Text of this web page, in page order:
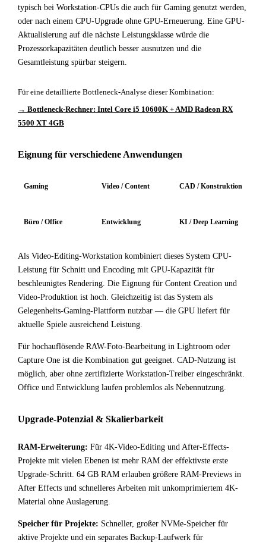
typisch bei Workstation-CPUs die auch für Gaming genutzt werden,
oder nach einem CPU-Upgrade ohne GPU-Erneuerung. Eine GPU-
Aktualisierung auf die nächste Leistungsklasse würde die
Prozessorkapazitäten deutlich besser ausnutzen und die
Gesamtleistung spürbar steigern.
Für eine detaillierte Bottleneck-Analyse dieser Kombination:
→ Bottleneck-Rechner: Intel Core i5 10600K + AMD Radeon RX
5500 XT 4GB
Eignung für verschiedene Anwendungen
Gaming Video / Content CAD / Konstruktion
Büro / Office Entwicklung KI / Deep Learning
Als Video-Editing-Workstation kombiniert dieses System CPU-
Leistung für Schnitt und Encoding mit GPU-Kapazität für
beschleunigtes Rendering. Die Eignung für Content Creation und
Video-Produktion ist hoch. Gleichzeitig ist das System als
Gelegenheits-Gaming-Plattform nutzbar — die GPU liefert für
aktuelle Spiele ausreichend Leistung.
Für hochauflösende RAW-Foto-Bearbeitung in Lightroom oder
Capture One ist die Kombination gut geeignet. CAD-Nutzung ist
möglich, aber ohne zertifizierte Workstation-Treiber eingeschränkt.
Office und Entwicklung laufen problemlos als Nebennutzung.
Upgrade-Potenzial & Skalierbarkeit
RAM-Erweiterung: Für 4K-Video-Editing und After-Effects-
Projekte mit vielen Ebenen ist mehr RAM der effektivste erste
Upgrade-Schritt. 64 GB RAM erlauben größere RAM-Previews in
After Effects und schnelleres Arbeiten mit unkomprimiertem 4K-
Material ohne Auslagerung.
Speicher für Projekte: Schneller, großer NVMe-Speicher für
aktive Projekte und ein separates Backup-Laufwerk für